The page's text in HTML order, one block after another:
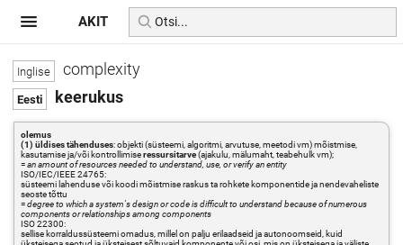
complexity
keerukus
olemus
(1) üldises tähenduses: objekti (süsteemi, algoritmi, arvutuse, meetodi vm) mõistmise,
kasutamise ja/või kontrollimiseressursitarve(ajakulu, mälumaht, teabehulk vm);
=an amount of resources needed to understand, use, or verify an entity
ISO/IEC/IEEE 24765:
süsteemi lahenduse või koodi mõistmise raskus ta rohkete komponentide ja nendevaheliste
seoste tõttu
=degree to which a system's design or code is difficult to understand because of numerous
components or relationships among components
ISO 22300:
sellise korraldussüsteemi omadus, millel on palju erilaadseid ja autonoomseid, kuid
AKIT